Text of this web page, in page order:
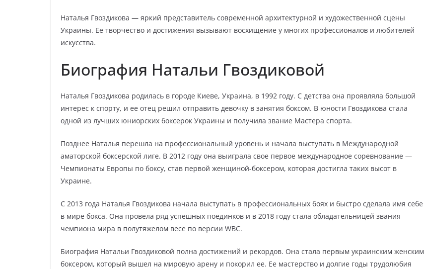
Наталья Гвоздикова — яркий представитель современной архитектурной и художественной сцены
Украины. Ее творчество и достижения вызывают восхищение у многих профессионалов и любителей
искусства.
Биография Натальи Гвоздиковой
Наталья Гвоздикова родилась в городе Киеве, Украина, в 1992 году. С детства она проявляла большой
интерес к спорту, и ее отец решил отправить девочку в занятия боксом. В юности Гвоздикова стала
одной из лучших юниорских боксерок Украины и получила звание Мастера спорта.
Позднее Наталья перешла на профессиональный уровень и начала выступать в Международной
аматорской боксерской лиге. В 2012 году она выиграла свое первое международное соревнование —
Чемпионаты Европы по боксу, став первой женщиной-боксером, которая достигла таких высот в
Украине.
С 2013 года Наталья Гвоздикова начала выступать в профессиональных боях и быстро сделала имя себе
в мире бокса. Она провела ряд успешных поединков и в 2018 году стала обладательницей звания
чемпиона мира в полутяжелом весе по версии WBC.
Биография Натальи Гвоздиковой полна достижений и рекордов. Она стала первым украинским женским
боксером, который вышел на мировую арену и покорил ее. Ее мастерство и долгие годы трудолюбия